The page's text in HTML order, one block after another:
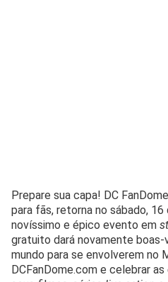
Prepare sua capa! DC
para fãs, retorna no sábado,
novíssimo e épico evento em
gratuito dará novamente
mundo para se envolverem no
DCFanDome.com e celebrar